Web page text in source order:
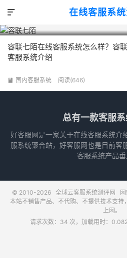
在线客服系

容联七陌
容联七陌在线客服系统怎么样？容
客服系统介绍
 国内客服系统 阅读(646)
总有一款客服
好客服网是一家关于在线客服系统介
服系统聚合站，好客服网也是目前客
客服系统产品
© 2010-2026 全球云客服系统测评网
本站不销售产品、不代购、不提供技术支持
上网。
请求次数：34 次，加载用时：